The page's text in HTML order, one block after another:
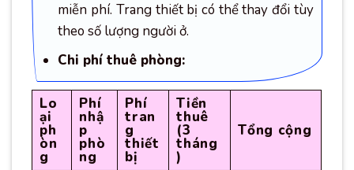
miễn phí. Trang thiết bị có thể thay đổi tùy
theo số lượng người ở.
Chi phí thuê phòng:
Lo
ại
ph
òn
g
Phí
nhậ
p
phò
ng
Phí
tran
g
thiết
bị
Tiền
thuê
(3
tháng
)
Tổng cộng